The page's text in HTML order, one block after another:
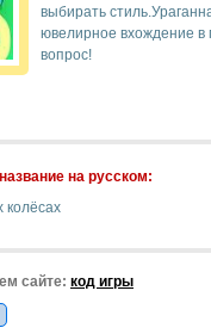
выбирать
ювелирное вхождение в
вопрос!
на русском:
колёсах
сайте: код игры